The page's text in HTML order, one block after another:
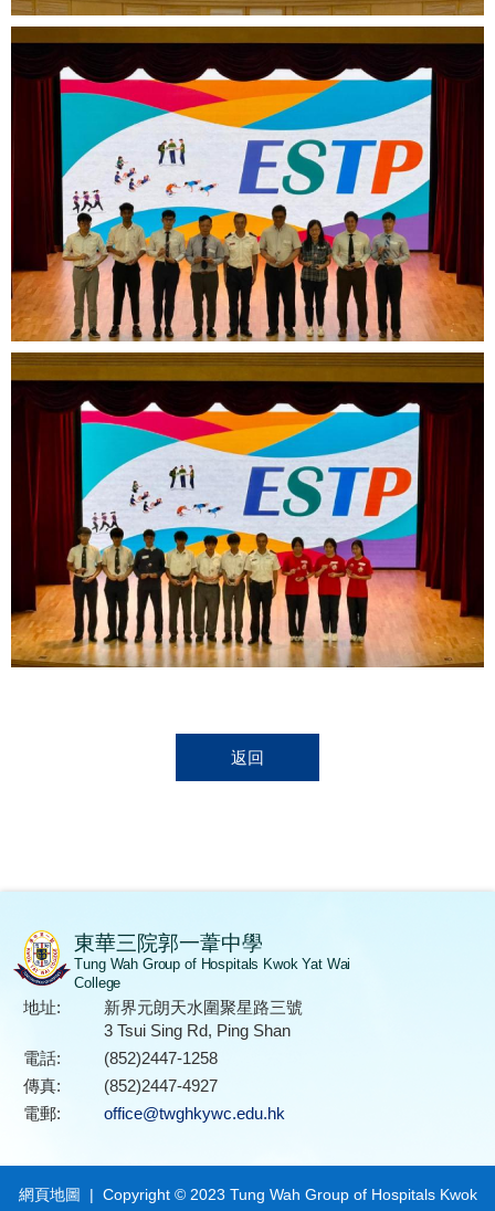
返回
東華三院郭一葦中學
Tung Wah Group of Hospitals Kwok Yat Wai
College
地址:
新界元朗天水圍聚星路三號
3 Tsui Sing Rd, Ping Shan
電話:
(852)2447-1258
傳真:
(852)2447-4927
電郵:
office@twghkywc.edu.hk
網頁地圖 | Copyright © 2023 Tung Wah Group of Hospitals Kwok